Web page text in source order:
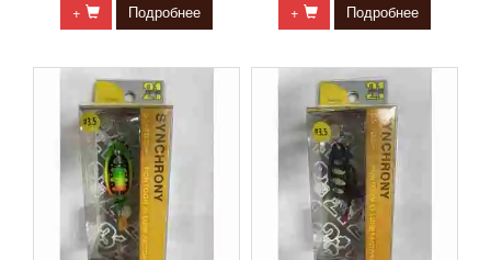
+ Подробнее + Подробнее